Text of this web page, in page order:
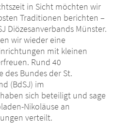
in Sicht möchten wir
Traditionen berichten –
Diözesanverbands Münster.
wir wieder eine
mit kleinen
Rund 40
des Bundes der St.
(BdSJ) im
sich beteiligt und sage
Nikoläuse an
verteilt.